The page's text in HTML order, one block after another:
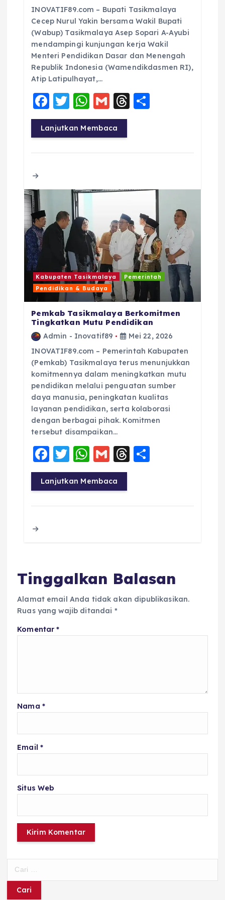
INOVATIF89.com – Bupati Tasikmalaya
Cecep Nurul Yakin bersama Wakil Bupati
(Wabup) Tasikmalaya Asep Sopari A-Ayubi
mendampingi kunjungan kerja Wakil
Menteri Pendidikan Dasar dan Menengah
Republik Indonesia (Wamendikdasmen RI),
Atip Latipulhayat,…
F
a
c
e
k
T
w
it
te
W
h
a
ts
p
G
m
ai
l
T
a re
Lanjutkan Membaca
Kabupaten Tasikmalaya
Pemerintah
Pendidikan & Budaya
Pemkab Tasikmalaya Berkomitmen
Tingkatkan Mutu Pendidikan
Admin - Inovatif89
Mei 22, 2026
INOVATIF89.com – Pemerintah Kabupaten
(Pemkab) Tasikmalaya terus menunjukkan
komitmennya dalam meningkatkan mutu
pendidikan melalui penguatan sumber
daya manusia, peningkatan kualitas
layanan pendidikan, serta kolaborasi
dengan berbagai pihak. Komitmen
tersebut disampaikan…
F
a
c
e
T
w
it
te
W
h
a
ts
G
m
ai
l
T
a re
Lanjutkan Membaca
Tinggalkan Balasan
Alamat email Anda tidak akan dipublikasikan.
Ruas yang wajib ditandai *
Komentar*
Nama *
Email *
Situs Web